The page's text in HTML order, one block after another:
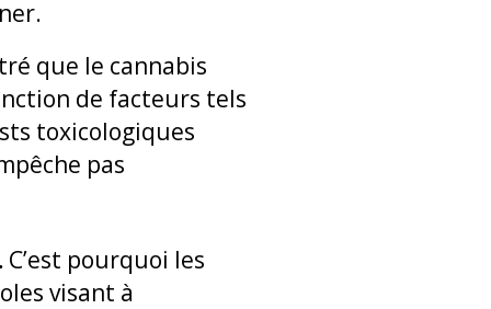
que le cannabis
de facteurs tels
toxicologiques
pas
C’est pourquoi les
visant à